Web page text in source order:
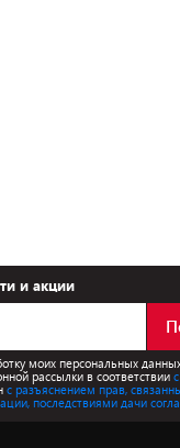
и акции
моих персональных
рассылки в соответствии
с разъяснением прав,
последствиями дачи